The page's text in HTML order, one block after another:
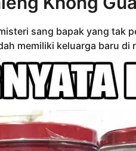
sang bapak yang tak
memiliki keluarga baru di